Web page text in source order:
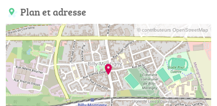
Plan et adresse
© contributeurs OpenStreetMap